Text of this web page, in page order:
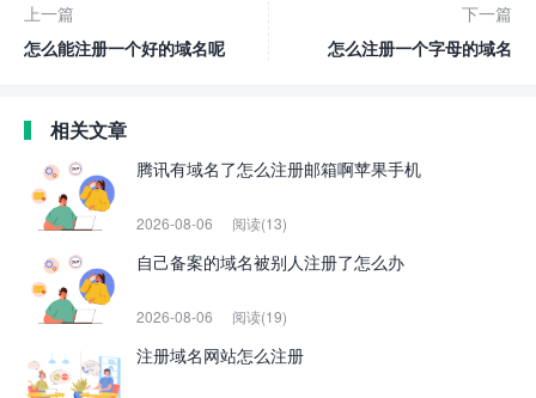
上一篇
怎么能注册一个好的域名呢
下一篇
怎么注册一个字母的域名
相关文章
腾讯有域名了怎么注册邮箱啊苹果手机
2026-08-06 阅读(13)
自己备案的域名被别人注册了怎么办
2026-08-06 阅读(19)
注册域名网站怎么注册